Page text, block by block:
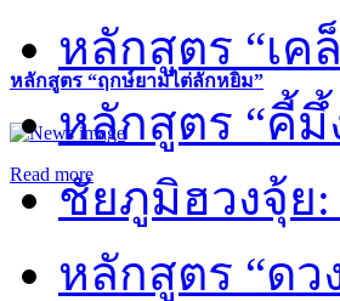
หลักสูตร “ฤกษ์ยามไต่ลักหยิ่ม”
Read more
หลักสูตร “เค
หลักสูตร “คี้มึ้
ชัยภูมิฮวงจุ้ย:
หลักสูตร “ด